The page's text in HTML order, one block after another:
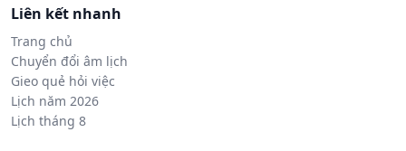
Liên kết nhanh
Trang chủ
Chuyển đổi âm lịch
Gieo quẻ hỏi việc
Lịch năm 2026
Lịch tháng 8